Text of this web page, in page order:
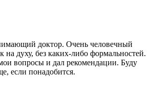
доктор. Очень человечный
на духу, без каких-либо формальностей.
вопросы и дал рекомендации. Буду
если понадобится.